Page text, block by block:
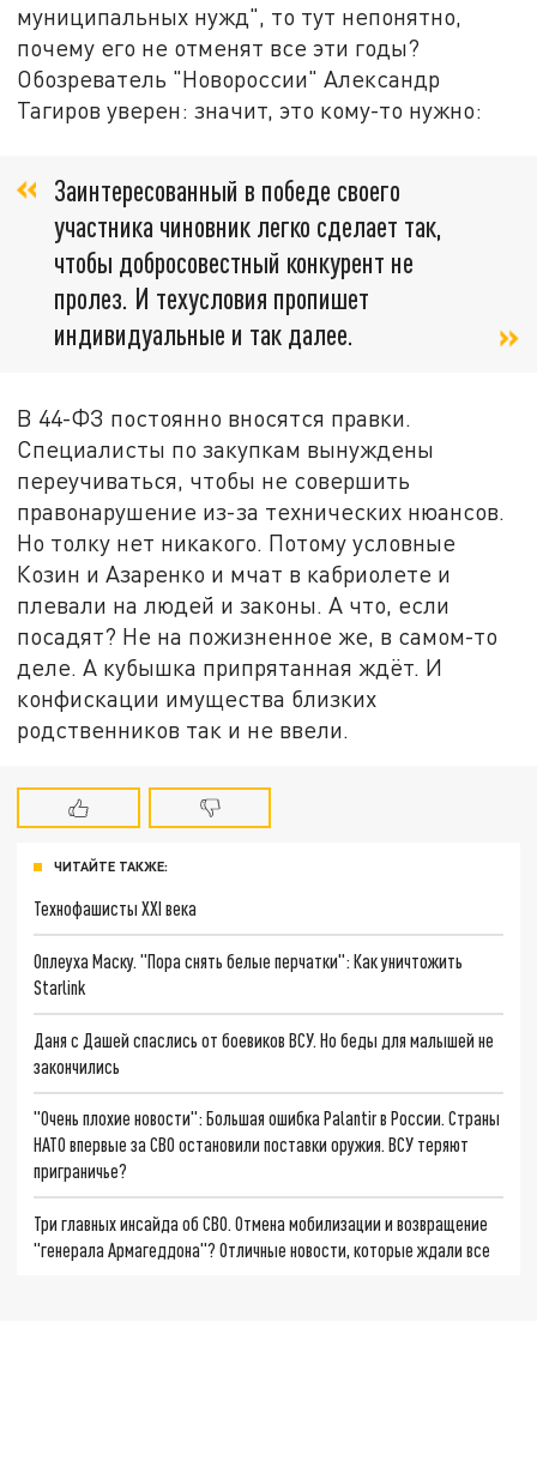
муниципальных нужд", то тут непонятно,
почему его не отменят все эти годы?
Обозреватель "Новороссии" Александр
Тагиров уверен: значит, это кому-то нужно:
Заинтересованный в победе своего
участника чиновник легко сделает так,
чтобы добросовестный конкурент не
пролез. И техусловия пропишет
индивидуальные и так далее.
В 44-ФЗ постоянно вносятся правки.
Специалисты по закупкам вынуждены
переучиваться, чтобы не совершить
правонарушение из-за технических нюансов.
Но толку нет никакого. Потому условные
Козин и Азаренко и мчат в кабриолете и
плевали на людей и законы. А что, если
посадят? Не на пожизненное же, в самом-то
деле. А кубышка припрятанная ждёт. И
конфискации имущества близких
родственников так и не ввели.
ЧИТАЙТЕ ТАКЖЕ:
Технофашисты XXI века
Оплеуха Маску. "Пора снять белые перчатки": Как уничтожить
Starlink
Даня с Дашей спаслись от боевиков ВСУ. Но беды для малышей не
закончились
"Очень плохие новости": Большая ошибка Palantir в России. Страны
НАТО впервые за СВО остановили поставки оружия. ВСУ теряют
приграничье?
Три главных инсайда об СВО. Отмена мобилизации и возвращение
"генерала Армагеддона"? Отличные новости, которые ждали все